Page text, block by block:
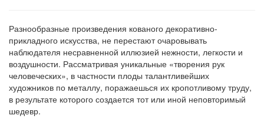
Разнообразные произведения кованого декоративно-
прикладного искусства, не перестают очаровывать
наблюдателя несравненной иллюзией нежности, легкости и
воздушности. Рассматривая уникальные «творения рук
человеческих», в частности плоды талантливейших
художников по металлу, поражаешься их кропотливому труду,
в результате которого создается тот или иной неповторимый
шедевр.